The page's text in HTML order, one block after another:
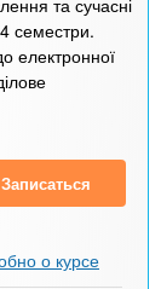
та сучасні
4 семестри.
електронної
Записаться
о курсе